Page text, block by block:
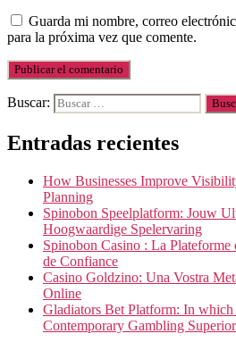
Guarda mi nombre, correo
para la próxima vez que comente.
Buscar:
Entradas recientes
How Businesses Improve
Planning
Spinobon Speelplatform: Jouw
Hoogwaardige Spelervaring
Spinobon Casino : La
de Confiance
Casino Goldzino: Una Vostra
Online
Gladiators Bet Platform: In
Contemporary Gambling